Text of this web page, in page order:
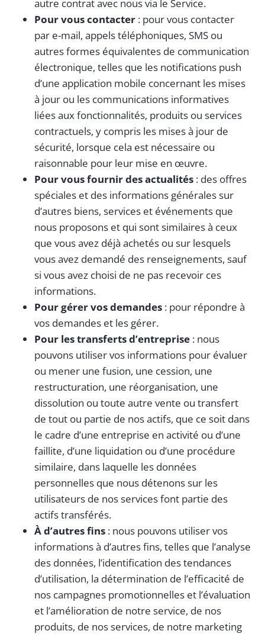
autre contrat avec nous via le Service.
Pour vous contacter : pour vous contacter
par e-mail, appels téléphoniques, SMS ou
autres formes équivalentes de communication
électronique, telles que les notifications push
d’une application mobile concernant les mises
à jour ou les communications informatives
liées aux fonctionnalités, produits ou services
contractuels, y compris les mises à jour de
sécurité, lorsque cela est nécessaire ou
raisonnable pour leur mise en œuvre.
Pour vous fournir des actualités : des offres
spéciales et des informations générales sur
d’autres biens, services et événements que
nous proposons et qui sont similaires à ceux
que vous avez déjà achetés ou sur lesquels
vous avez demandé des renseignements, sauf
si vous avez choisi de ne pas recevoir ces
informations.
Pour gérer vos demandes : pour répondre à
vos demandes et les gérer.
Pour les transferts d’entreprise : nous
pouvons utiliser vos informations pour évaluer
ou mener une fusion, une cession, une
restructuration, une réorganisation, une
dissolution ou toute autre vente ou transfert
de tout ou partie de nos actifs, que ce soit dans
le cadre d’une entreprise en activité ou d’une
faillite, d’une liquidation ou d’une procédure
similaire, dans laquelle les données
personnelles que nous détenons sur les
utilisateurs de nos services font partie des
actifs transférés.
À d’autres fins : nous pouvons utiliser vos
informations à d’autres fins, telles que l’analyse
des données, l’identification des tendances
d’utilisation, la détermination de l’efficacité de
nos campagnes promotionnelles et l’évaluation
et l’amélioration de notre service, de nos
produits, de nos services, de notre marketing